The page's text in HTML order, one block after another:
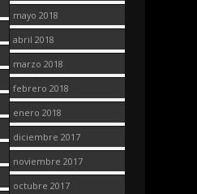
mayo 2018
abril 2018
marzo 2018
febrero 2018
enero 2018
diciembre 2017
noviembre 2017
octubre 2017